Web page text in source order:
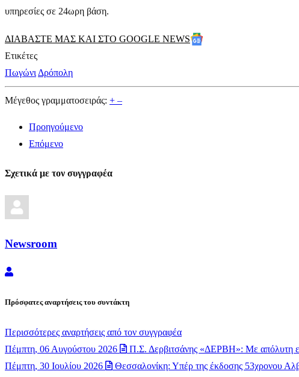
υπηρεσίες σε 24ωρη βάση.
ΔΙΑΒΑΣΤΕ ΜΑΣ ΚΑΙ ΣΤΟ GOOGLE NEWS
Ετικέτες
Πωγώνι Δρόπολη
Μέγεθος γραμματοσειράς: + –
Προηγούμενο
Επόμενο
Σχετικά με τον συγγραφέα
Newsroom
Newsroom
Πρόσφατες αναρτήσεις του συντάκτη
Περισσότερες αναρτήσεις από τον συγγραφέα
Πέμπτη, 06 Αυγούστου 2026
Π.Σ. Δερβιτσάνης «ΔΕΡΒΗ»: Με απόλυτη
Πέμπτη, 30 Ιουλίου 2026
Θεσσαλονίκη: Υπέρ της έκδοσης 53χρονου